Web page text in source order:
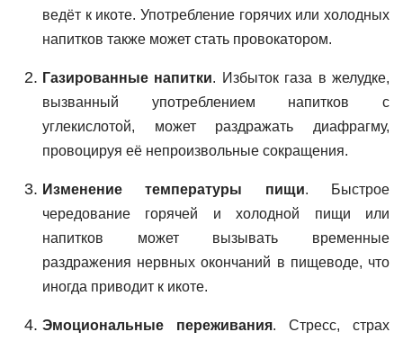
ведёт к икоте. Употребление горячих или холодных
напитков также может стать провокатором.
Газированные напитки. Избыток газа в желудке,
вызванный употреблением напитков с
углекислотой, может раздражать диафрагму,
провоцируя её непроизвольные сокращения.
Изменение температуры пищи. Быстрое
чередование горячей и холодной пищи или
напитков может вызывать временные
раздражения нервных окончаний в пищеводе, что
иногда приводит к икоте.
Эмоциональные переживания. Стресс, страх